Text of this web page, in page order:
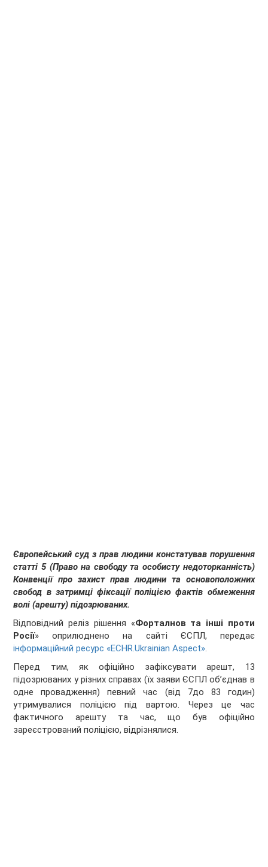
Європейський суд з прав людини констатував порушення
статті 5 (Право на свободу та особисту недоторканність)
Конвенції про захист прав людини та основоположних
свобод в затримці фіксації поліцією фактів обмеження
волі (арешту) підозрюваних.
Відповідний реліз рішення «Форталнов та інші проти
Росії» оприлюднено на сайті ЄСПЛ, передає
інформаційний ресурс «ECHR.Ukrainian Aspect».
Перед тим, як офіційно зафіксувати арешт, 13
підозрюваних у різних справах (їх заяви ЄСПЛ об’єднав в
одне провадження) певний час (від 7до 83 годин)
утримувалися поліцією під вартою. Через це час
фактичного арешту та час, що був офіційно
зареєстрований поліцією, відрізнялися.